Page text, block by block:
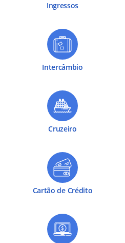
Ingressos
Intercâmbio
Cruzeiro
Cartão de Crédito